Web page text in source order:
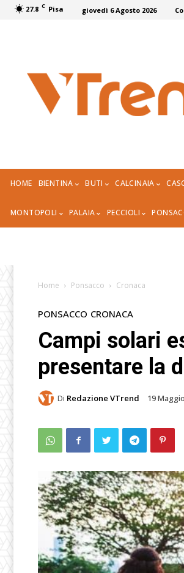
27.8 C Pisa giovedì 6 Agosto 2026
HOME BIENTINA BUTI CALCINAIA
MONTOPOLI PALAIA PECCIOLI
Home Ponsacco Cronaca
PONSACCO CRONACA
Campi solari
presentare la
Di Redazione VTrend 19